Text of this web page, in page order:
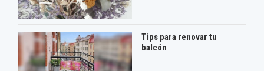
Tips para renovar tu
balcón